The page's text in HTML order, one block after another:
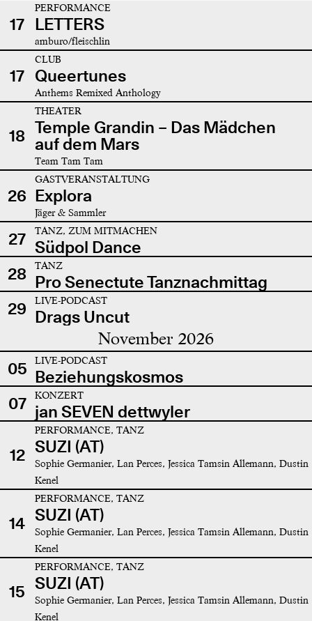
17
PERFORMANCE
LETTERS
amburo/fleischlin
17
CLUB
Queertunes
Anthems Remixed Anthology
18
THEATER
Temple Grandin – Das Mädchen
auf dem Mars
Team Tam Tam
26
GASTVERANSTALTUNG
Explora
Jäger & Sammler
27 TANZ, ZUM MITMACHEN
Südpol Dance
28
TANZ
Pro Senectute Tanznachmittag
29
LIVE-PODCAST
Drags Uncut
November 2026
05 LIVE-PODCAST
Beziehungskosmos
07
KONZERT
jan SEVEN dettwyler
12
PERFORMANCE, TANZ
SUZI (AT)
Sophie Germanier, Lan Perces, Jessica Tamsin Allemann, Dustin
Kenel
14
PERFORMANCE, TANZ
SUZI (AT)
Sophie Germanier, Lan Perces, Jessica Tamsin Allemann, Dustin
Kenel
15
PERFORMANCE, TANZ
SUZI (AT)
Sophie Germanier, Lan Perces, Jessica Tamsin Allemann, Dustin
Kenel